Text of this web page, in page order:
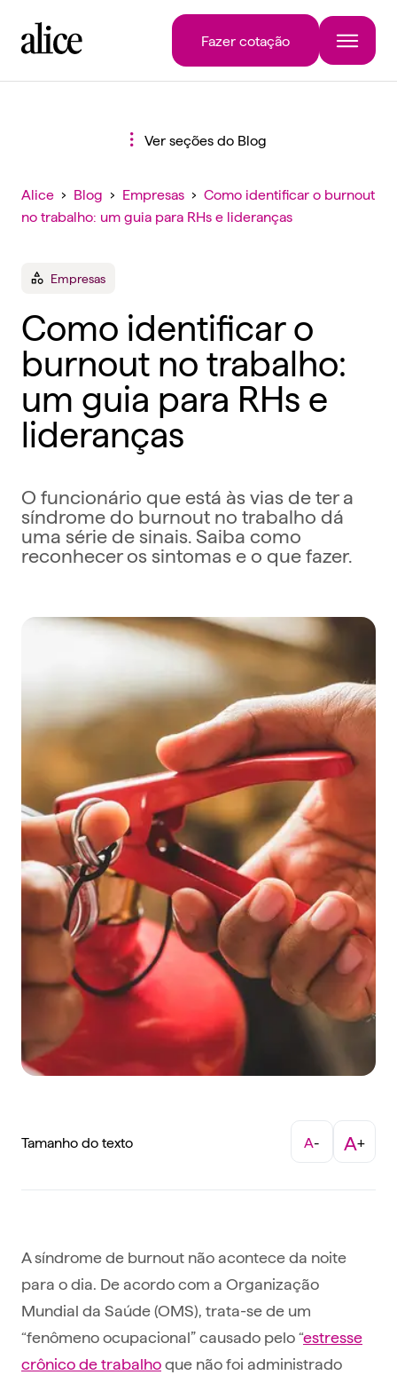
Fazer cotação
Ver seções do Blog
Alice › Blog › Empresas › Como identificar o burnout
no trabalho: um guia para RHs e lideranças
Empresas
Como identificar o
burnout no trabalho:
um guia para RHs e
lideranças
O funcionário que está às vias de ter a
síndrome do burnout no trabalho dá
uma série de sinais. Saiba como
reconhecer os sintomas e o que fazer.
Tamanho do texto A- A+
A síndrome de burnout não acontece da noite
para o dia. De acordo com a Organização
Mundial da Saúde (OMS), trata-se de um
“fenômeno ocupacional” causado pelo “estresse
crônico de trabalhoque não foi administrado